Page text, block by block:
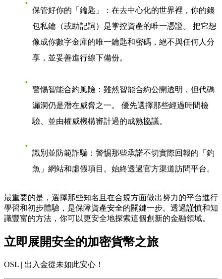
保管好你的「鑰匙」
：在去中心化的世界裡，你的錢
包私鑰（或助記詞）是掌控資產的唯一憑證。 把它想
像成你數字金庫的唯一鑰匙和密碼，絕不與任何人分
享，並妥善進行線下備份。
警惕智能合約風險 ：雖然智能合約公開透明，但代碼
漏洞仍是潛在威脅之一。 優先選擇那些經過時間檢
驗、並由權威機構審計過的成熟協議。
識別並防範詐騙 ：警惕那些承諾不切實際回報的「釣
魚」網站和虛假項目。始終透過官方渠道訪問平台。
最重要的是，選擇那些知名且在合規方面做出努力的平台進行
學習和初步體驗，是保障資產安全的關鍵一步。透過謹慎和知
識豐富的方法，你可以更安全地探索這個創新的金融領域。
立即展開安全的加密貨幣之旅
OSL | 出入金從未如此安心！